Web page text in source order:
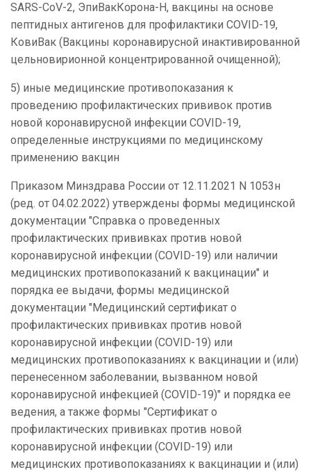
SARS-CoV-2, ЭпиВакКорона-Н, вакцины на основе
пептидных антигенов для профилактики COVID-19,
КовиВак (Вакцины коронавирусной инактивированной
цельновирионной концентрированной очищенной);
5) иные медицинские противопоказания к
проведению профилактических прививок против
новой коронавирусной инфекции COVID-19,
определенные инструкциями по медицинскому
применению вакцин
Приказом Минздрава России от 12.11.2021 N 1053н
(ред. от 04.02.2022) утверждены формы медицинской
документации "Справка о проведенных
профилактических прививках против новой
коронавирусной инфекции (COVID-19) или наличии
медицинских противопоказаний к вакцинации" и
порядка ее выдачи, формы медицинской
документации "Медицинский сертификат о
профилактических прививках против новой
коронавирусной инфекции (COVID-19) или
медицинских противопоказаниях к вакцинации и (или)
перенесенном заболевании, вызванном новой
коронавирусной инфекцией (COVID-19)" и порядка ее
ведения, а также формы "Сертификат о
профилактических прививках против новой
коронавирусной инфекции (COVID-19) или
медицинских противопоказаниях к вакцинации и (или)